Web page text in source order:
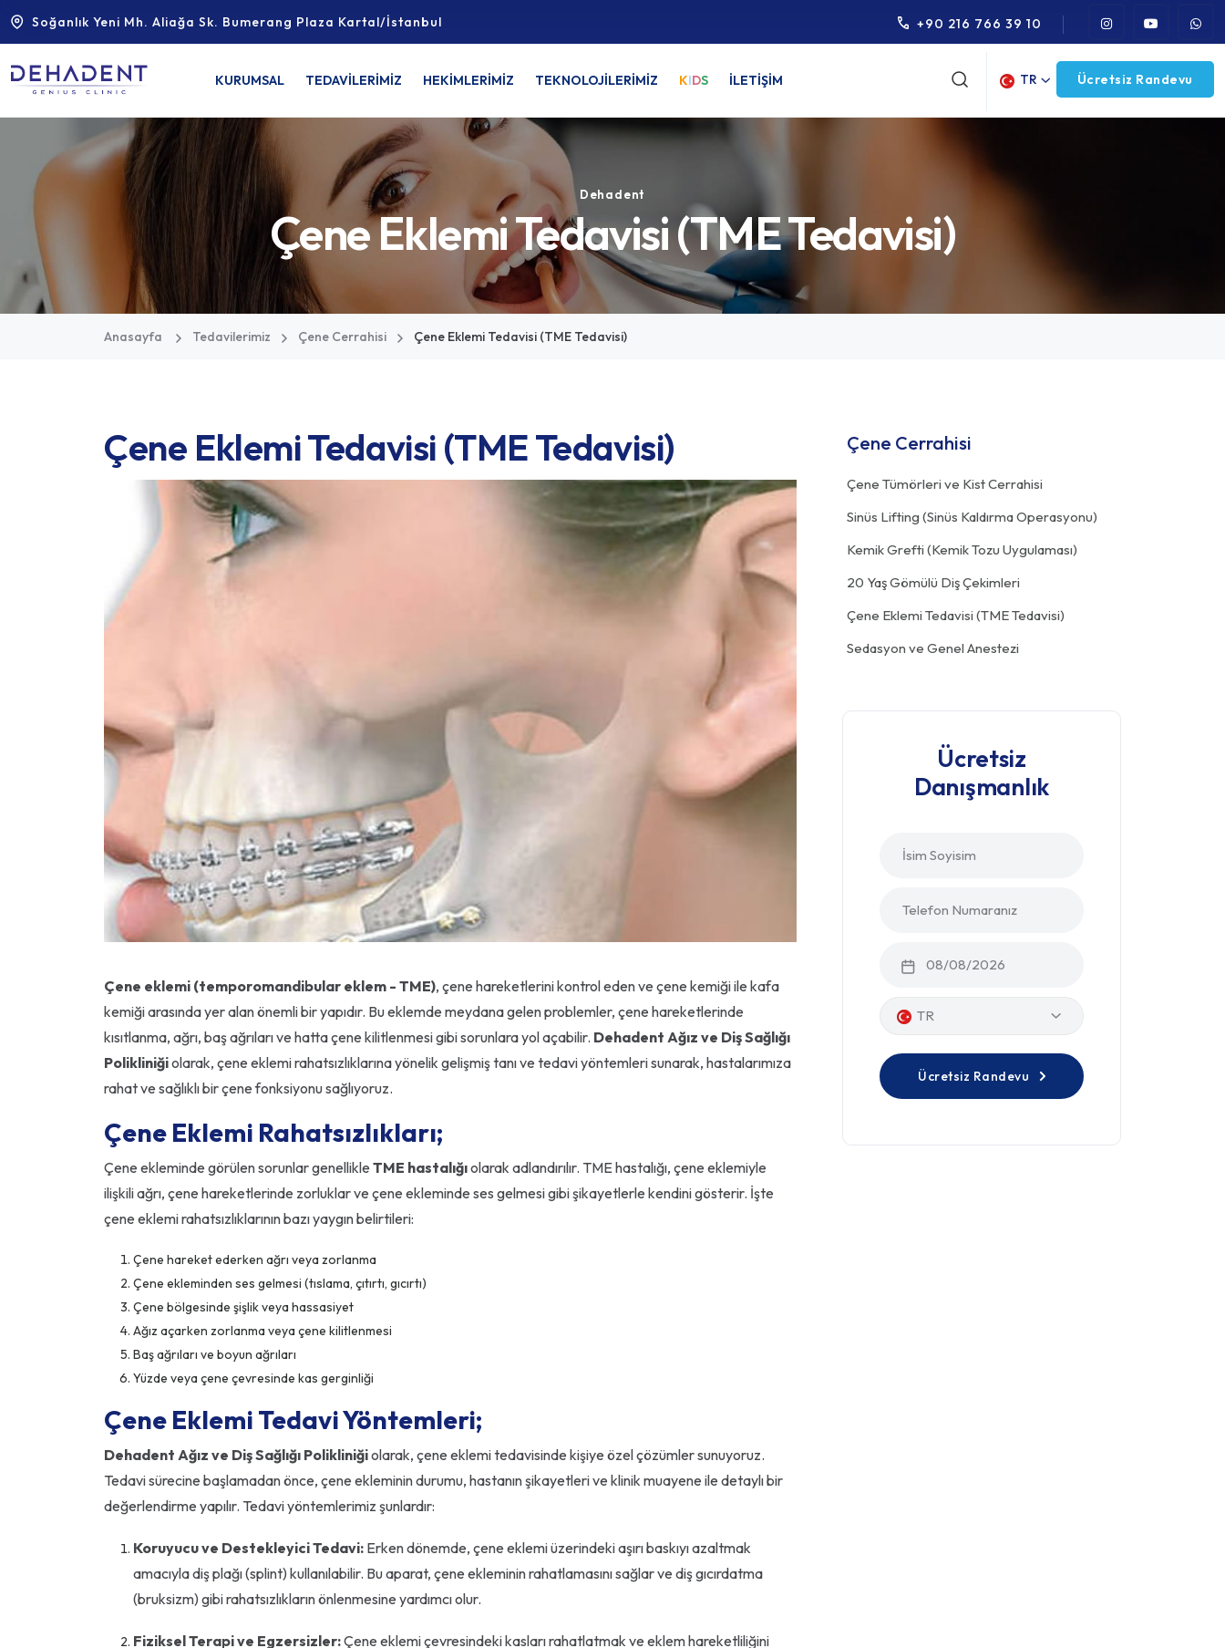
Soğanlık Yeni Mh. Aliağa Sk. Bumerang Plaza Kartal/İstanbul +90 216 766 39 10
KURUMSAL TEDAVİLERİMİZ HEKİMLERİMİZ TEKNOLOJİLERİMİZ KIDS İLETİŞİM TR Ücretsiz Randevu
Dehadent
Çene Eklemi Tedavisi (TME Tedavisi)
Anasayfa Tedavilerimiz Çene Cerrahisi Çene Eklemi Tedavisi (TME Tedavisi)
Çene Eklemi Tedavisi (TME Tedavisi)
Çene eklemi (temporomandibular eklem - TME), çene hareketlerini kontrol eden ve çene kemiği ile kafa
kemiği arasında yer alan önemli bir yapıdır. Bu eklemde meydana gelen problemler, çene hareketlerinde
kısıtlanma, ağrı, baş ağrıları ve hatta çene kilitlenmesi gibi sorunlara yol açabilir. Dehadent Ağız ve Diş Sağlığı
Polikliniğiolarak, çene eklemi rahatsızlıklarına yönelik gelişmiş tanı ve tedavi yöntemleri sunarak, hastalarımıza
rahat ve sağlıklı bir çene fonksiyonu sağlıyoruz.
Çene Eklemi Rahatsızlıkları;
Çene ekleminde görülen sorunlar genellikle TME hastalığıolarak adlandırılır. TME hastalığı, çene eklemiyle
ilişkili ağrı, çene hareketlerinde zorluklar ve çene ekleminde ses gelmesi gibi şikayetlerle kendini gösterir. İşte
çene eklemi rahatsızlıklarının bazı yaygın belirtileri:
Çene hareket ederken ağrı veya zorlanma
Çene ekleminden ses gelmesi (tıslama, çıtırtı, gıcırtı)
Çene bölgesinde şişlik veya hassasiyet
Ağız açarken zorlanma veya çene kilitlenmesi
Baş ağrıları ve boyun ağrıları
Yüzde veya çene çevresinde kas gerginliği
Çene Eklemi Tedavi Yöntemleri;
Dehadent Ağız ve Diş Sağlığı Polikliniğiolarak, çene eklemi tedavisinde kişiye özel çözümler sunuyoruz.
Tedavi sürecine başlamadan önce, çene ekleminin durumu, hastanın şikayetleri ve klinik muayene ile detaylı bir
değerlendirme yapılır. Tedavi yöntemlerimiz şunlardır:
Koruyucu ve Destekleyici Tedavi: Erken dönemde, çene eklemi üzerindeki aşırı baskıyı azaltmak
amacıyla diş plağı (splint) kullanılabilir. Bu aparat, çene ekleminin rahatlamasını sağlar ve diş gıcırdatma
(bruksizm) gibi rahatsızlıkların önlenmesine yardımcı olur.
Fiziksel Terapi ve Egzersizler:Çene eklemi çevresindeki kasları rahatlatmak ve eklem hareketliliğini
Çene Cerrahisi
Çene Tümörleri ve Kist Cerrahisi
Sinüs Lifting (Sinüs Kaldırma Operasyonu)
Kemik Grefti (Kemik Tozu Uygulaması)
20 Yaş Gömülü Diş Çekimleri
Çene Eklemi Tedavisi (TME Tedavisi)
Sedasyon ve Genel Anestezi
Ücretsiz
Danışmanlık
TR
Ücretsiz Randevu